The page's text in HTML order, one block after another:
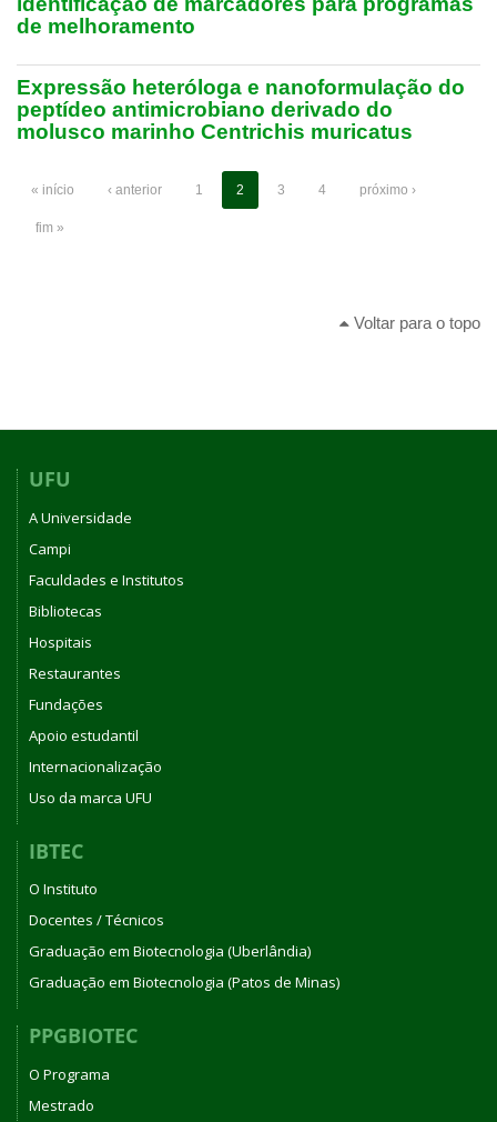
de melhoramento
Expressão heteróloga e nanoformulação do
peptídeo antimicrobiano derivado do
molusco marinho Centrichis muricatus
« início ‹ anterior 1 2 3 4 próximo ›
fim »
Voltar para o topo
UFU
A Universidade
Campi
Faculdades e Institutos
Bibliotecas
Hospitais
Restaurantes
Fundações
Apoio estudantil
Internacionalização
Uso da marca UFU
IBTEC
O Instituto
Docentes / Técnicos
Graduação em Biotecnologia (Uberlândia)
Graduação em Biotecnologia (Patos de Minas)
PPGBIOTEC
O Programa
Mestrado